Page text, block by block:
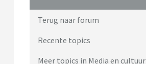
Terug naar forum
Recente topics
Meer topics in Media en cultuur